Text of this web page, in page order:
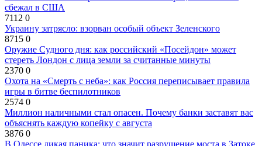
сбежал в США
7112 0
Украину затрясло: взорван особый объект Зеленского
8715 0
Оружие Судного дня: как российский «Посейдон» может
стереть Лондон с лица земли за считанные минуты
2370 0
Охота на «Смерть с неба»: как Россия переписывает правила
игры в битве беспилотников
2574 0
Миллион наличными стал опасен. Почему банки заставят вас
объяснять каждую копейку с августа
3876 0
В Одессе дикая паника: что значит разрушение моста в Затоке